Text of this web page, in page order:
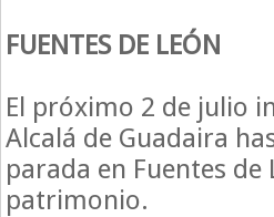
FUENTES DE LEÓN
El próximo 2 de julio
Alcalá de Guadaira
parada en Fuentes
patrimonio.